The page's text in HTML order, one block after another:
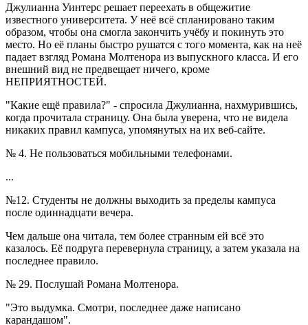
Джулианна Уинтерс решает переехать в общежитие
известного университета. У неё всё спланировано таким
образом, чтобы она смогла закончить учёбу и покинуть это
место. Но её планы быстро рушатся с того момента, как на неё
падает взгляд Романа Молтенора из выпускного класса. И его
внешний вид не предвещает ничего, кроме
НЕПРИЯТНОСТЕЙ.
"Какие ещё правила?" - спросила Джулианна, нахмурившись,
когда прочитала страницу. Она была уверена, что не видела
никаких правил кампуса, упомянутых на их веб-сайте.
№ 4. Не пользоваться мобильными телефонами.
...
№12. Студенты не должны выходить за пределы кампуса
после одиннадцати вечера.
Чем дальше она читала, тем более странным ей всё это
казалось. Её подруга перевернула страницу, а затем указала на
последнее правило.
№ 29. Послушай Романа Молтенора.
"Это выдумка. Смотри, последнее даже написано
карандашом".